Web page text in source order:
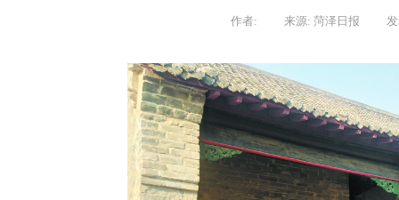
作者: 来源: 菏泽日报